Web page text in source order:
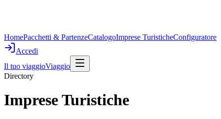
HomePacchetti & PartenzeCatalogoImprese TuristicheConfiguratore
Accedi
Il tuo viaggioViaggio
Directory
Imprese Turistiche